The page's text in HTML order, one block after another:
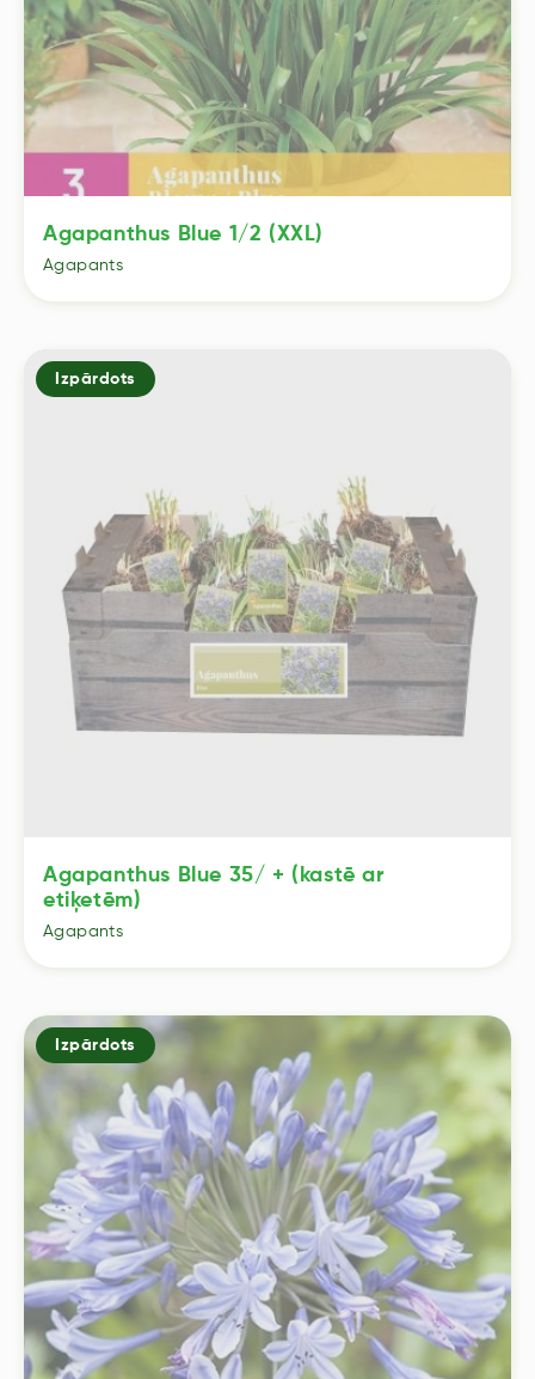
Agapanthus Blue 1/2 (XXL)
Agapants
Agapanthus Blue 35/ + (kastē ar
etiķetēm)
Agapants